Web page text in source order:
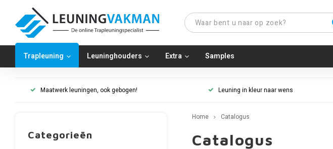
Trapleuning Leuninghouders Extra Samples
Maatwerk leuningen, ook gebogen! Leuning in kleur naar wens
Categorieën
Home Catalogus
Catalogus